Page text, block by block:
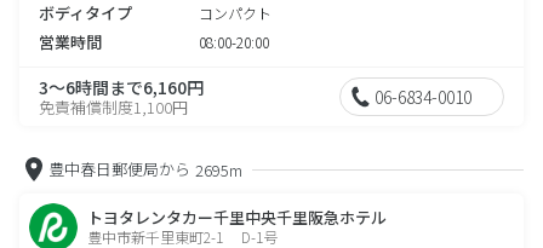
ボディタイプ コンパクト
営業時間 08:00-20:00
3～6時間まで6,160円
免責補償制度1,100円 06-6834-0010
豊中春日郵便局から 2695m
トヨタレンタカー千里中央千里阪急ホテル
豊中市新千里東町2-1 D-1号